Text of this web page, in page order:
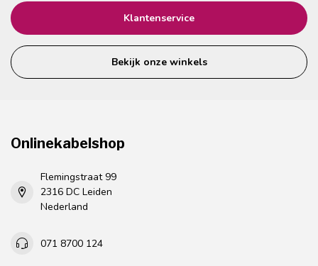
Klantenservice
Bekijk onze winkels
Onlinekabelshop
Flemingstraat 99
2316 DC Leiden
Nederland
071 8700 124